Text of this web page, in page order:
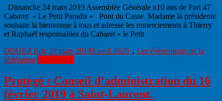
Dimanche 24 mars 2019 Assemblée Générale n10 ans de Pari 47
Cabaret « Le Petit Paradis » Pont du Casse Madame la présidente
souhaite la bienvenue à tous et adresse les remerciements à Thierry
et Raphaël responsables du Cabaret « le Petit
DOUEZ Eric 28 mars 20193 avril 2020 ., Les évènements de la
fédération
Protégé : Conseil d’administration du 16
février 2019 à Saint-Laurent.